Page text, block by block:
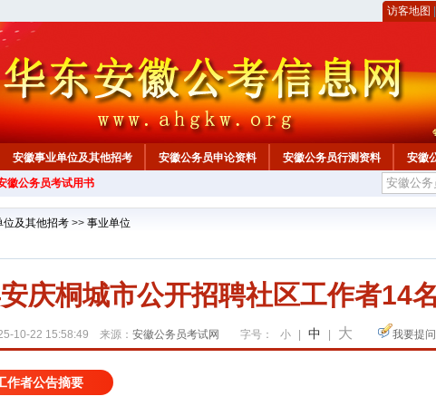
访客地图
安徽事业单位及其他招考 安徽公务员申论资料 安徽公务员行测资料 安徽
徽公务员考试用书
位及其他招考 >> 事业单位
庆桐城市公开招聘社区工作者14
10-22 15:58:49 来源： 安徽公务员考试网 字号： 小 中 大 我要提问
作者公告摘要